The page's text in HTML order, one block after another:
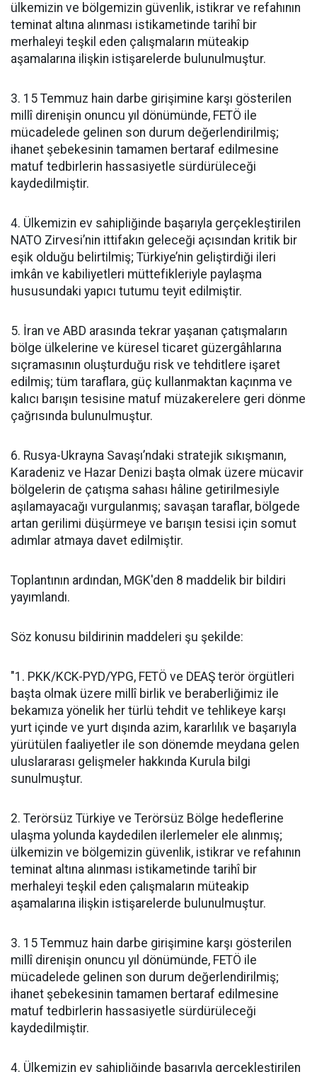
ülkemizin ve bölgemizin güvenlik, istikrar ve refahının
teminat altına alınması istikametinde tarihî bir
merhaleyi teşkil eden çalışmaların müteakip
aşamalarına ilişkin istişarelerde bulunulmuştur.
3. 15 Temmuz hain darbe girişimine karşı gösterilen
millî direnişin onuncu yıl dönümünde, FETÖ ile
mücadelede gelinen son durum değerlendirilmiş;
ihanet şebekesinin tamamen bertaraf edilmesine
matuf tedbirlerin hassasiyetle sürdürüleceği
kaydedilmiştir.
4. Ülkemizin ev sahipliğinde başarıyla gerçekleştirilen
NATO Zirvesi’nin ittifakın geleceği açısından kritik bir
eşik olduğu belirtilmiş; Türkiye’nin geliştirdiği ileri
imkân ve kabiliyetleri müttefikleriyle paylaşma
hususundaki yapıcı tutumu teyit edilmiştir.
5. İran ve ABD arasında tekrar yaşanan çatışmaların
bölge ülkelerine ve küresel ticaret güzergâhlarına
sıçramasının oluşturduğu risk ve tehditlere işaret
edilmiş; tüm taraflara, güç kullanmaktan kaçınma ve
kalıcı barışın tesisine matuf müzakerelere geri dönme
çağrısında bulunulmuştur.
6. Rusya-Ukrayna Savaşı’ndaki stratejik sıkışmanın,
Karadeniz ve Hazar Denizi başta olmak üzere mücavir
bölgelerin de çatışma sahası hâline getirilmesiyle
aşılamayacağı vurgulanmış; savaşan taraflar, bölgede
artan gerilimi düşürmeye ve barışın tesisi için somut
adımlar atmaya davet edilmiştir.
Toplantının ardından, MGK'den 8 maddelik bir bildiri
yayımlandı.
Söz konusu bildirinin maddeleri şu şekilde:
"1. PKK/KCK-PYD/YPG, FETÖ ve DEAŞ terör örgütleri
başta olmak üzere millî birlik ve beraberliğimiz ile
bekamıza yönelik her türlü tehdit ve tehlikeye karşı
yurt içinde ve yurt dışında azim, kararlılık ve başarıyla
yürütülen faaliyetler ile son dönemde meydana gelen
uluslararası gelişmeler hakkında Kurula bilgi
sunulmuştur.
2. Terörsüz Türkiye ve Terörsüz Bölge hedeflerine
ulaşma yolunda kaydedilen ilerlemeler ele alınmış;
ülkemizin ve bölgemizin güvenlik, istikrar ve refahının
teminat altına alınması istikametinde tarihî bir
merhaleyi teşkil eden çalışmaların müteakip
aşamalarına ilişkin istişarelerde bulunulmuştur.
3. 15 Temmuz hain darbe girişimine karşı gösterilen
millî direnişin onuncu yıl dönümünde, FETÖ ile
mücadelede gelinen son durum değerlendirilmiş;
ihanet şebekesinin tamamen bertaraf edilmesine
matuf tedbirlerin hassasiyetle sürdürüleceği
kaydedilmiştir.
4. Ülkemizin ev sahipliğinde başarıyla gerçekleştirilen